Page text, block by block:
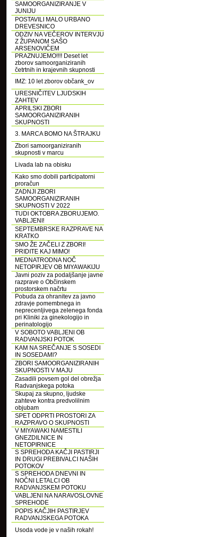
SAMOORGANIZIRANJE V
JUNIJU
POSTAVILI MALO URBANO
DREVESNICO
ODZIV NA VEČEROV INTERVJU
Z ŽUPANOM SAŠO
ARSENOVIČEM
PRAZNUJEMO!!!! Deset let
zborov samoorganiziranih
četrtnih in krajevnih skupnosti
IMZ: 10 let zborov občank_ov
URESNIČITEV LJUDSKIH
ZAHTEV
APRILSKI ZBORI
SAMOORGANIZIRANIH
SKUPNOSTI
3. MARCA BOMO NA ŠTRAJKU
Zbori samoorganiziranih
skupnosti v marcu
Livada lab na obisku
Kako smo dobili participatorni
proračun
ZADNJI ZBORI
SAMOORGANIZIRANIH
SKUPNOSTI V 2022
TUDI OKTOBRA ZBORUJEMO.
VABLJENI!
SEPTEMBRSKE RAZPRAVE NA
KRATKO
SMO ŽE ZAČELI Z ZBORI!
PRIDITE KAJ MIMO!
MEDNATRODNA NOČ
NETOPIRJEV OB MIYAWAKIJU
Javni poziv za podaljšanje javne
razprave o Občinskem
prostorskem načrtu
Pobuda za ohranitev za javno
zdravje pomembnega in
neprecenljivega zelenega fonda
pri Kliniki za ginekologijo in
perinatologijo
V SOBOTO VABLJENI OB
RADVANJSKI POTOK
KAM NA SREČANJE S SOSEDI
IN SOSEDAMI?
ZBORI SAMOORGANIZIRANIH
SKUPNOSTI V MAJU
Zasadili povsem gol del obrežja
Radvanjskega potoka
Skupaj za skupno, ljudske
zahteve kontra predvolilnim
objubam
SPET ODPRTI PROSTORI ZA
RAZPRAVO O SKUPNOSTI
V MIYAWAKI NAMESTILI
GNEZDILNICE IN
NETOPIRNICE
S SPREHODA KAČJI PASTIRJI
IN DRUGI PREBIVALCI NAŠIH
POTOKOV
S SPREHODA DNEVNI IN
NOČNI LETALCI OB
RADVANJSKEM POTOKU
VABLJENI NA NARAVOSLOVNE
SPREHODE
POPIS KAČJIH PASTIRJEV
RADVANJSKEGA POTOKA
Usoda vode je v naših rokah!